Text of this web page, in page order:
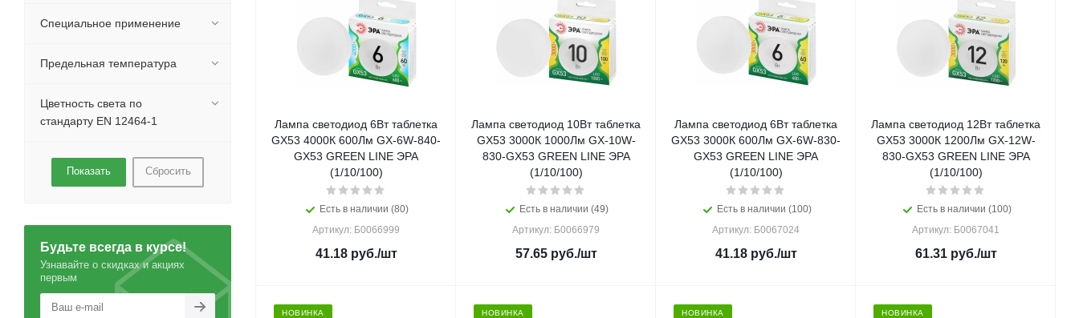
Лампа светодиод 6Вт таблетка
GX53 4000К 600Лм GX-6W-840-
GX53 GREEN LINE ЭРА
(1/10/100)
Есть в наличии (80)
Артикул: Б0066999
41.18руб./шт
Лампа светодиод 10Вт таблетка
GX53 3000К 1000Лм GX-10W-
830-GX53 GREEN LINE ЭРА
(1/10/100)
Есть в наличии (49)
Артикул: Б0066979
57.65руб./шт
Лампа светодиод 6Вт таблетка
GX53 3000К 600Лм GX-6W-830-
GX53 GREEN LINE ЭРА
(1/10/100)
Есть в наличии (100)
Артикул: Б0067024
41.18руб./шт
Лампа светодиод 12Вт таблетка
GX53 3000К 1200Лм GX-12W-
830-GX53 GREEN LINE ЭРА
(1/10/100)
Есть в наличии (100)
Артикул: Б0067041
61.31руб./шт
НОВИНКА НОВИНКА НОВИНКА НОВИНКА
Специальное применение
Предельная температура
Цветность света по
стандарту EN 12464-1
Сбросить
Будьте всегда в курсе!
Узнавайте о скидках и акциях
первым